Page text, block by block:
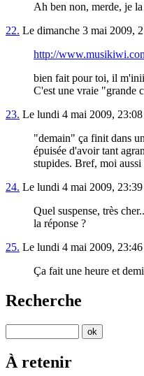
Ah ben non, merde, je
22. Le dimanche 3 mai 2009,
http://
bien fait pour toi, il
C'est une vraie "grande
23. Le lundi 4 mai 2009, 23:08
"demain" ça finit dans
épuisée d'avoir tant
stupides. Bref, moi
24. Le lundi 4 mai 2009,
Quel suspense, très
la réponse ?
25. Le lundi 4 mai 2009,
Ça fait une heure et
Recherche
À retenir